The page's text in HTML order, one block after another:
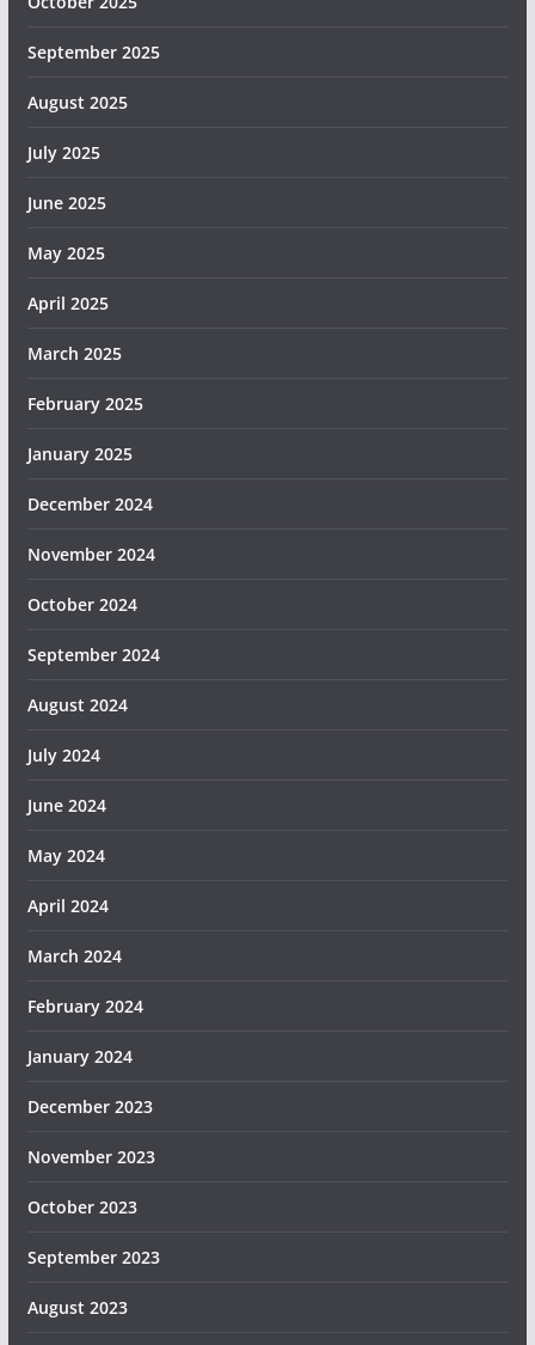
September 2025
August 2025
July 2025
June 2025
May 2025
April 2025
March 2025
February 2025
January 2025
December 2024
November 2024
October 2024
September 2024
August 2024
July 2024
June 2024
May 2024
April 2024
March 2024
February 2024
January 2024
December 2023
November 2023
October 2023
September 2023
August 2023